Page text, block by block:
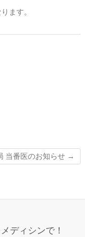
ます。
当番医のお知らせ →
ディシンで！